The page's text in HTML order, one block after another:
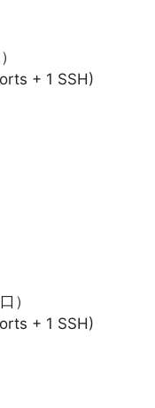
+ 1 SSH)
）
+ 1 SSH)